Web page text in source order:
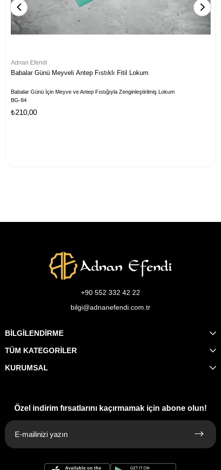
Adnan Efendi
Babalar Günü Meyveli Antep Fıstıklı Fitil Lokum
Babalar Günü İçin Meyve ve Antep Fıstığıyla Zenginleştirilmiş Lokum
BG-84
₺210,00
+90 552 332 42 22
bilgi@adnanefendi.com.tr
BİLGİLENDİRME
TÜM KATEGORİLER
KURUMSAL
Özel indirim fırsatlarını kaçırmamak için abone olun!